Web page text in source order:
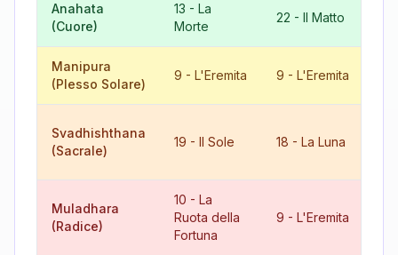
Anahata
(Cuore)
13 - La
Morte
22 - Il Matto
Manipura
(Plesso Solare)
9 - L'Eremita 9 - L'Eremita
Svadhishthana
(Sacrale)
19 - Il Sole 18 - La Luna
Muladhara
(Radice)
10 - La
Ruota della
Fortuna
9 - L'Eremita